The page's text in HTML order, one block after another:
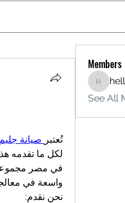
تُعتبر صيانة
واسعة في
نحن نقدم:
Members
See All